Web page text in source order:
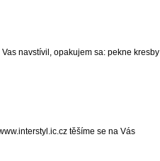
navstívil, opakujem sa: pekne kresby
těšíme se na Vás